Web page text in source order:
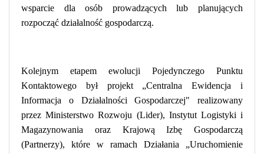
wsparcie dla osób prowadzących lub planujących
rozpocząć działalność gospodarczą.
Kolejnym etapem ewolucji Pojedynczego Punktu
Kontaktowego był projekt „Centralna Ewidencja i
Informacja o Działalności Gospodarczej" realizowany
przez Ministerstwo Rozwoju (Lider), Instytut Logistyki i
Magazynowania oraz Krajową Izbę Gospodarczą
(Partnerzy), które w ramach Działania „Uruchomienie